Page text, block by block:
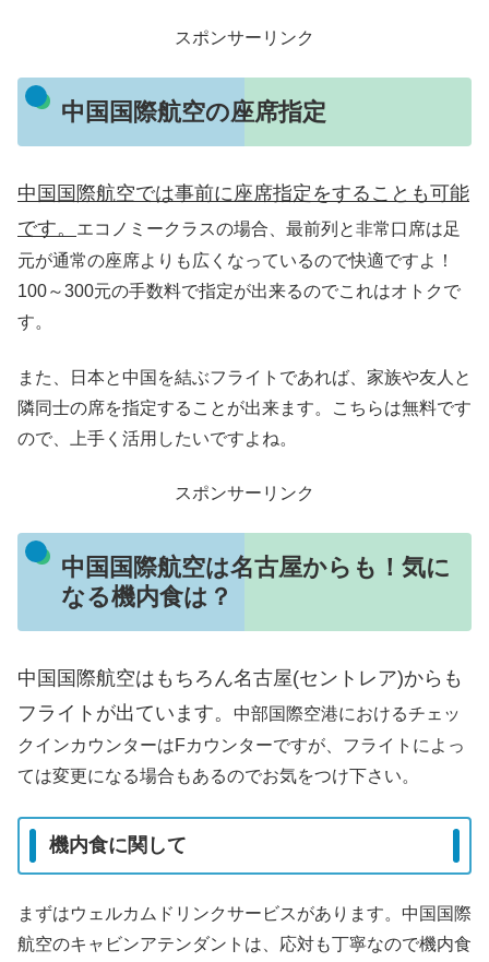
スポンサーリンク
中国国際航空の座席指定
中国国際航空では事前に座席指定をすることも可能
です。
エコノミークラスの場合、最前列と非常口席は足
元が通常の座席よりも広くなっているので快適ですよ！
100～300元の手数料で指定が出来るのでこれはオトクで
す。
また、日本と中国を結ぶフライトであれば、家族や友人と
隣同士の席を指定することが出来ます。こちらは無料です
ので、上手く活用したいですよね。
スポンサーリンク
中国国際航空は名古屋からも！気に
なる機内食は？
中国国際航空はもちろん名古屋(セントレア)からも
フライトが出ています。
中部国際空港におけるチェッ
クインカウンターはFカウンターですが、フライトによっ
ては変更になる場合もあるのでお気をつけ下さい。
機内食に関して
まずはウェルカムドリンクサービスがあります。中国国際
航空のキャビンアテンダントは、応対も丁寧なので機内食